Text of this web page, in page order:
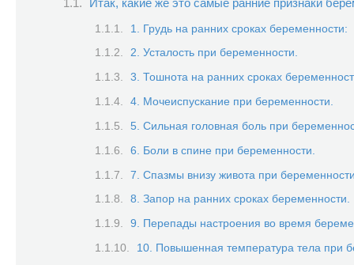
Итак, какие же это самые ранние признаки
1. Грудь на ранних сроках беременности:
2. Усталость при беременности.
3. Тошнота на ранних сроках
4. Мочеиспускание при беременности.
5. Сильная головная боль при
6. Боли в спине при беременности.
7. Спазмы внизу живота при
8. Запор на ранних сроках беременности.
9. Перепады настроения во время
10. Повышенная температура тела при